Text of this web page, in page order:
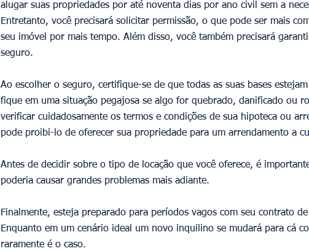
alugar suas propriedades por até noventa dias por ano civil sem a
Entretanto, você precisará solicitar permissão, o que pode ser mais
seu imóvel por mais tempo. Além disso, você também precisará
seguro.
Ao escolher o seguro, certifique-se de que todas as suas bases
fique em uma situação pegajosa se algo for quebrado, danificado ou
verificar cuidadosamente os termos e condições de sua hipoteca ou
pode proibi-lo de oferecer sua propriedade para um arrendamento a
Antes de decidir sobre o tipo de locação que você oferece, é
poderia causar grandes problemas mais adiante.
Finalmente, esteja preparado para períodos vagos com seu contrato
Enquanto em um cenário ideal um novo inquilino se mudará para cá
raramente é o caso.